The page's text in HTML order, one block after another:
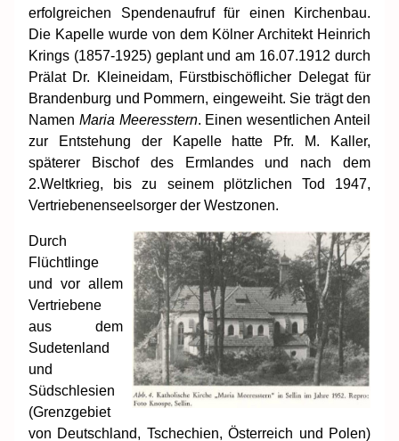
erfolgreichen Spendenaufruf für einen Kirchenbau.
Die Kapelle wurde von dem Kölner Architekt Heinrich
Krings (1857-1925) geplant und am 16.07.1912 durch
Prälat Dr. Kleineidam, Fürstbischöflicher Delegat für
Brandenburg und Pommern, eingeweiht. Sie trägt den
Namen Maria Meeresstern. Einen wesentlichen Anteil
zur Entstehung der Kapelle hatte Pfr. M. Kaller,
späterer Bischof des Ermlandes und nach dem
2.Weltkrieg, bis zu seinem plötzlichen Tod 1947,
Vertriebenenseelsorger der Westzonen.
Durch
Flüchtlinge
und vor allem
Vertriebene
aus dem
Sudetenland
und
Südschlesien
(Grenzgebiet
von Deutschland, Tschechien, Österreich und Polen)